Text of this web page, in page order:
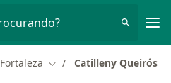
Fortaleza Mudar de cidade
Catilleny Queirós